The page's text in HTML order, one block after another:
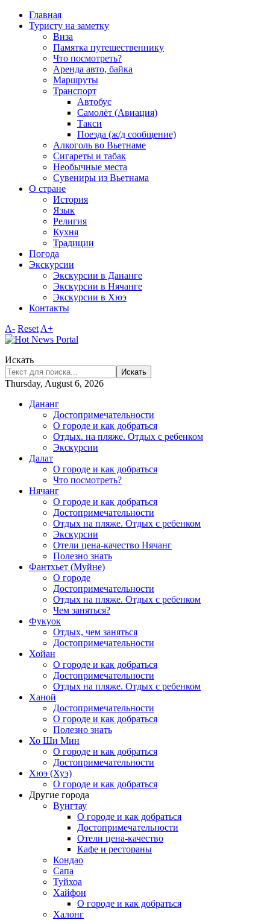
Главная
Туристу на заметку
Виза
Памятка путешественнику
Что посмотреть?
Аренда авто, байка
Маршруты
Транспорт
Автобус
Самолёт (Авиация)
Такси
Поезда (ж/д сообщение)
Алкоголь во Вьетнаме
Сигареты и табак
Необычные места
Сувениры из Вьетнама
О стране
История
Язык
Религия
Кухня
Традиции
Погода
Экскурсии
Экскурсии в Дананге
Экскурсии в Нячанге
Экскурсии в Хюэ
Контакты
A- Reset A+
Искать
Искать
Thursday, August 6, 2026
Дананг
Достопримечательности
О городе и как добраться
Отдых. на пляже. Отдых с ребенком
Экскурсии
Далат
О городе и как добраться
Что посмотреть?
Нячанг
О городе и как добраться
Достопримечательности
Отдых на пляже. Отдых с ребенком
Экскурсии
Отели цена-качество Нячанг
Полезно знать
Фантхьет (Муйне)
О городе
Достопримечательности
Отдых на пляже. Отдых с ребенком
Чем заняться?
Фукуок
Отдых, чем заняться
Достопримечательности
Хойан
О городе и как добраться
Достопримечательности
Отдых на пляже. Отдых с ребенком
Ханой
Достопримечательности
О городе и как добраться
Полезно знать
Хо Ши Мин
О городе и как добраться
Достопримечательности
Хюэ (Хуэ)
О городе и как добраться
Другие города
Вунгтау
О городе и как добраться
Достопримечательности
Отели цена-качество
Кафе и рестораны
Кондао
Сапа
Туйхоа
Хайфон
О городе и как добраться
Халонг